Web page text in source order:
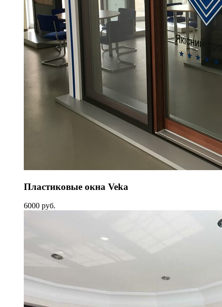
Пластиковые окна Veka
6000 руб.